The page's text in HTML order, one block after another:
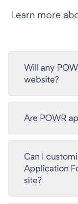
Learn more
Will any
website?
Are POWR
Can I
Application
site?